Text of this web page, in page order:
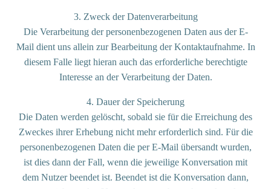
3. Zweck der Datenverarbeitung
Die Verarbeitung der personenbezogenen Daten aus der E-
Mail dient uns allein zur Bearbeitung der Kontaktaufnahme. In
diesem Falle liegt hieran auch das erforderliche berechtigte
Interesse an der Verarbeitung der Daten.
4. Dauer der Speicherung
Die Daten werden gelöscht, sobald sie für die Erreichung des
Zweckes ihrer Erhebung nicht mehr erforderlich sind. Für die
personenbezogenen Daten die per E-Mail übersandt wurden,
ist dies dann der Fall, wenn die jeweilige Konversation mit
dem Nutzer beendet ist. Beendet ist die Konversation dann,